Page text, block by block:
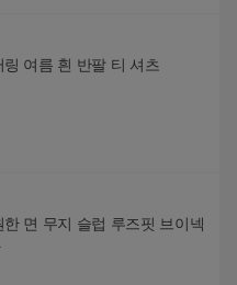
여름 흰 반팔 티 셔츠
면 무지 슬럽 루즈핏 브이넥